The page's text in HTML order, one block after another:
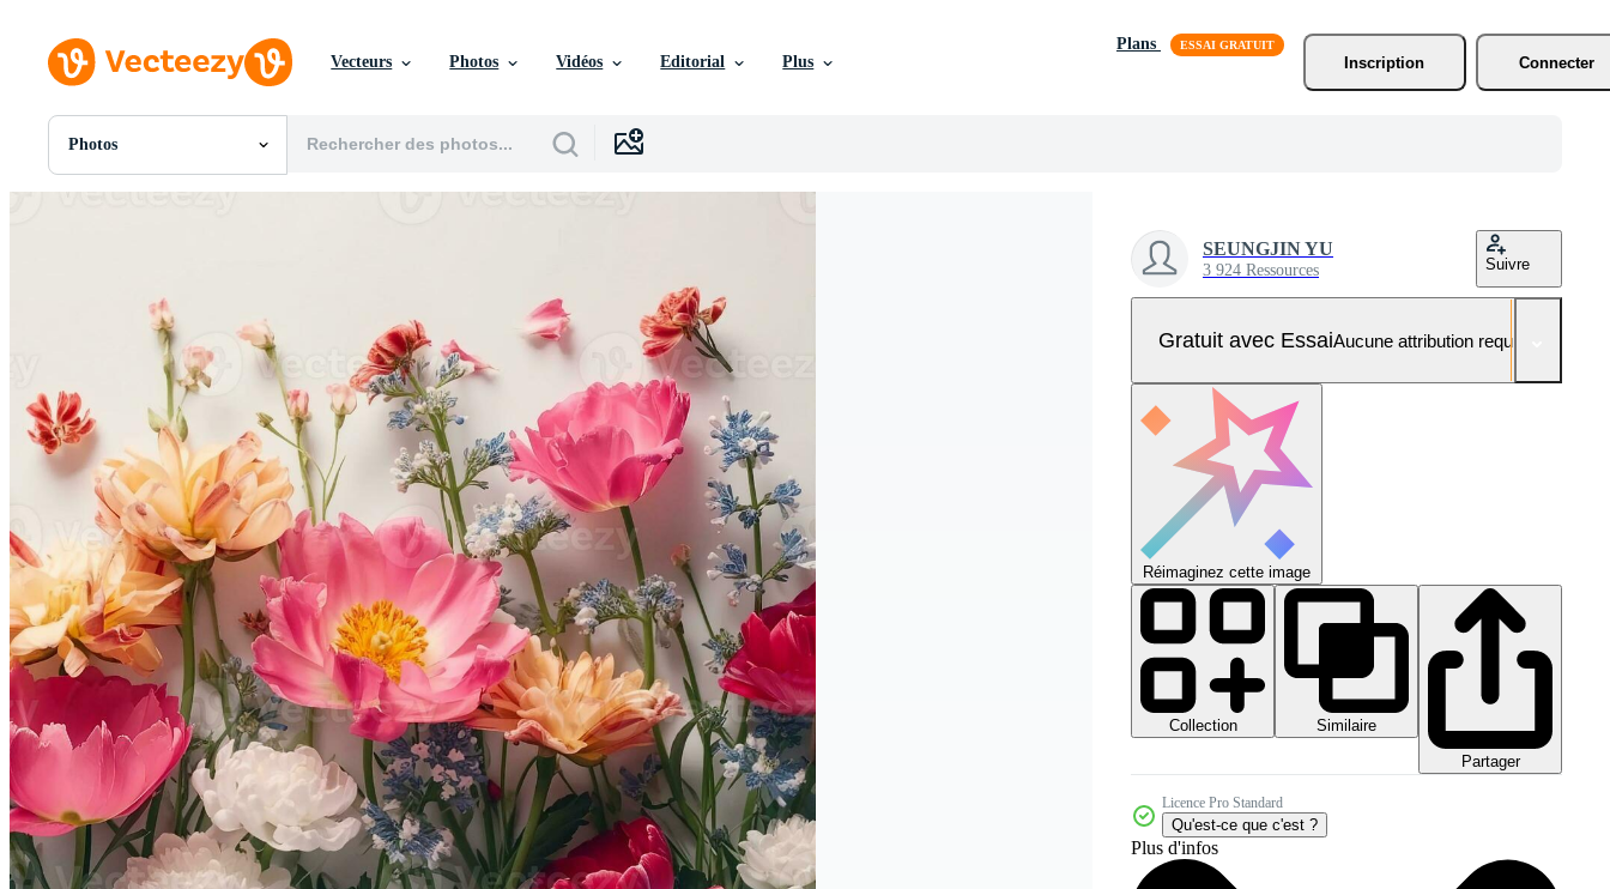
Vecteurs Photos Vidéos Editorial Plus
Plans
Inscription
Connecter
Photos
Toutes Images
Modèles
Vecteurs
Motion graphics
Images Éditoriales
Événements Éditoriaux
SEUNGJIN YU
3 924 Ressources Suivre
Gratuit avec EssaiAucune attribution requise
Réimaginez cette image
Collection
Similaire
Partager
Licence Pro Standard
Qu'est-ce que c'est ?
Plus d'infos